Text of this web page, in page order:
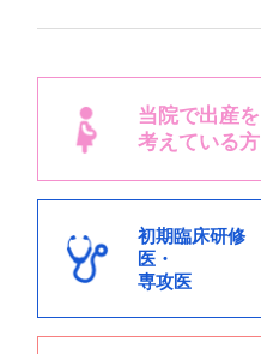
当院で出産を
考えている方
初期臨床研修
医・
専攻医